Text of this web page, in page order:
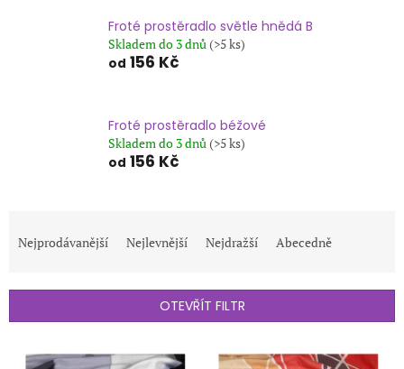
Froté prostěradlo světle hnědá B
Skladem do 3 dnů(>5 ks)
od 156 Kč
Froté prostěradlo béžové
Skladem do 3 dnů(>5 ks)
od 156 Kč
a
í
Nejprodávanější Nejlevnější Nejdražší Abecedně
OTEVŘÍT FILTR